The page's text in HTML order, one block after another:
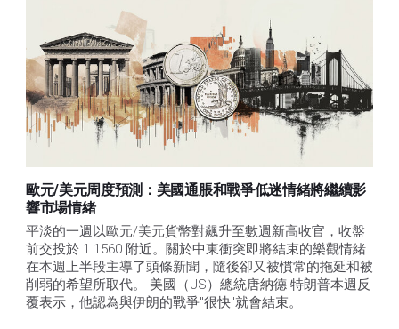
歐元/美元周度預測：美國通脹和戰爭低迷情緒將繼續影
響市場情緒
平淡的一週以歐元/美元貨幣對飆升至數週新高收官，收盤
前交投於 1.1560 附近。關於中東衝突即將結束的樂觀情緒
在本週上半段主導了頭條新聞，隨後卻又被慣常的拖延和被
削弱的希望所取代。 美國（US）總統唐納德-特朗普本週反
覆表示，他認為與伊朗的戰爭"很快"就會結束。